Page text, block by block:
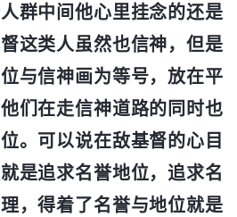
群中间他心里挂念的还是
这类人虽然也信神，但是
与信神画为等号，放在平
们在走信神道路的同时也
。可以说在敌基督的心目
是追求名誉地位，追求名
，得着了名誉与地位就是